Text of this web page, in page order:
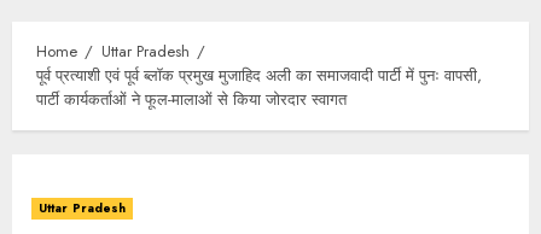
Home
Uttar Pradesh
पूर्व प्रत्याशी एवं पूर्व ब्लॉक प्रमुख मुजाहिद अली का समाजवादी पार्टी में पुनः वापसी,
पार्टी कार्यकर्ताओं ने फूल-मालाओं से किया जोरदार स्वागत
Uttar Pradesh